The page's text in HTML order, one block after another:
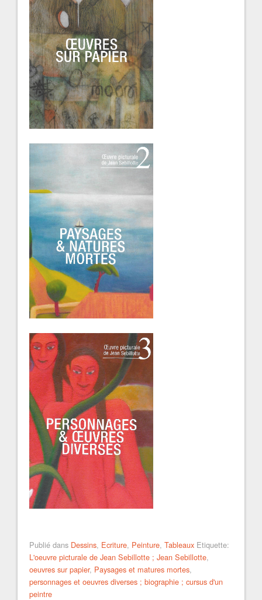
Publié dans Dessins, Ecriture, Peinture, Tableaux Etiquette:
L'oeuvre picturale de Jean Sebillotte ; Jean Sebillotte,
oeuvres sur papier, Paysages et matures mortes,
personnages et oeuvres diverses ; biographie ; cursus d'un
peintre